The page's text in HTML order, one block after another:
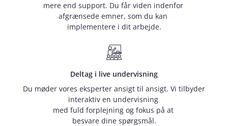
mere end support. Du får viden indenfor
afgrænsede emner, som du kan
implementere i dit arbejde.
Deltag i live undervisning
Du møder vores eksperter ansigt til ansigt. Vi tilbyder
interaktiv en undervisning
med fuld forplejning og fokus på at
besvare dine spørgsmål.